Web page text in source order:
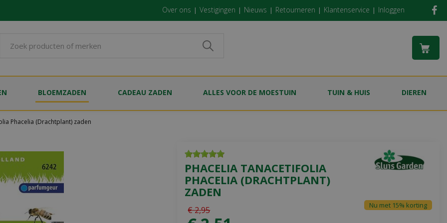
Phacelia (Drachtplant) zaden
Over ons Vestigingen Nieuws Retourneren Klantenservice Inloggen
BLOEMZADEN CADEAU ZADEN ALLES VOOR DE MOESTUIN TUIN & HUIS DIEREN
PHACELIA TANACETIFOLIA
PHACELIA (DRACHTPLANT)
ZADEN
€2,95 Nu met 15% korting